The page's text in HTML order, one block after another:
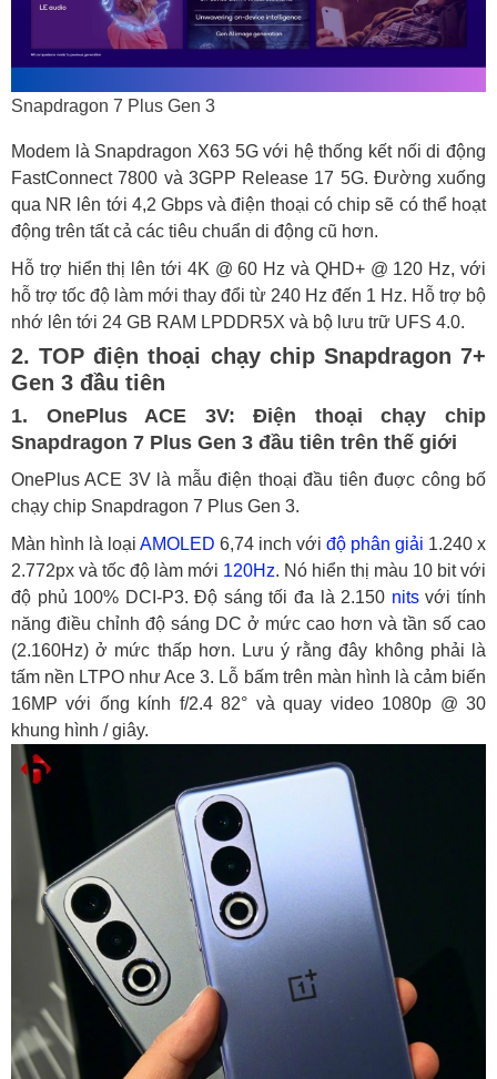
Snapdragon 7 Plus Gen 3
Modem là Snapdragon X63 5G với hệ thống kết nối di động
FastConnect 7800 và 3GPP Release 17 5G. Đường xuống
qua NR lên tới 4,2 Gbps và điện thoại có chip sẽ có thể hoạt
động trên tất cả các tiêu chuẩn di động cũ hơn.
Hỗ trợ hiển thị lên tới 4K @ 60 Hz và QHD+ @ 120 Hz, với
hỗ trợ tốc độ làm mới thay đổi từ 240 Hz đến 1 Hz. Hỗ trợ bộ
nhớ lên tới 24 GB RAM LPDDR5X và bộ lưu trữ UFS 4.0.
2. TOP điện thoại chạy chip Snapdragon 7+
Gen 3 đầu tiên
1. OnePlus ACE 3V: Điện thoại chạy chip
Snapdragon 7 Plus Gen 3 đầu tiên trên thế giới
OnePlus ACE 3V là mẫu điện thoại đầu tiên đuợc công bố
chạy chip Snapdragon 7 Plus Gen 3.
Màn hình là loại AMOLED 6,74 inch với độ phân giải 1.240 x
2.772px và tốc độ làm mới 120Hz. Nó hiển thị màu 10 bit với
độ phủ 100% DCI-P3. Độ sáng tối đa là 2.150 nitsvới tính
năng điều chỉnh độ sáng DC ở mức cao hơn và tần số cao
(2.160Hz) ở mức thấp hơn. Lưu ý rằng đây không phải là
tấm nền LTPO như Ace 3. Lỗ bấm trên màn hình là cảm biến
16MP với ống kính f/2.4 82° và quay video 1080p @ 30
khung hình / giây.